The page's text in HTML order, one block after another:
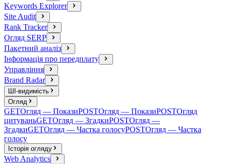
Keywords Explorer
Site Audit
Rank Tracker
Огляд SERP
Пакетний аналіз
Інформація про передплату
Управління
Brand Radar
ШІ-видимість
Огляд
GETОгляд — ПоказиPOSTОгляд — ПоказиPOSTОгляд
цитуваньGETОгляд — ЗгадкиPOSTОгляд —
ЗгадкиGETОгляд — Частка голосуPOSTОгляд — Частка
голосу
Історія огляду
Web Analytics